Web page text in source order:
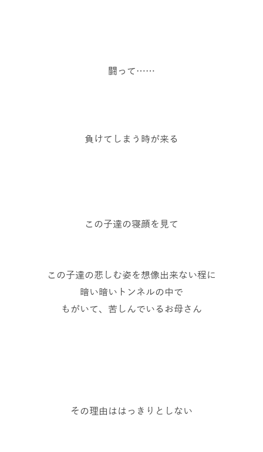
闘って……
負けてしまう時が来る
この子達の寝顔を見て
この子達の悲しむ姿を想像出来ない程に
暗い暗いトンネルの中で
もがいて、苦しんでいるお母さん
その理由ははっきりとしない